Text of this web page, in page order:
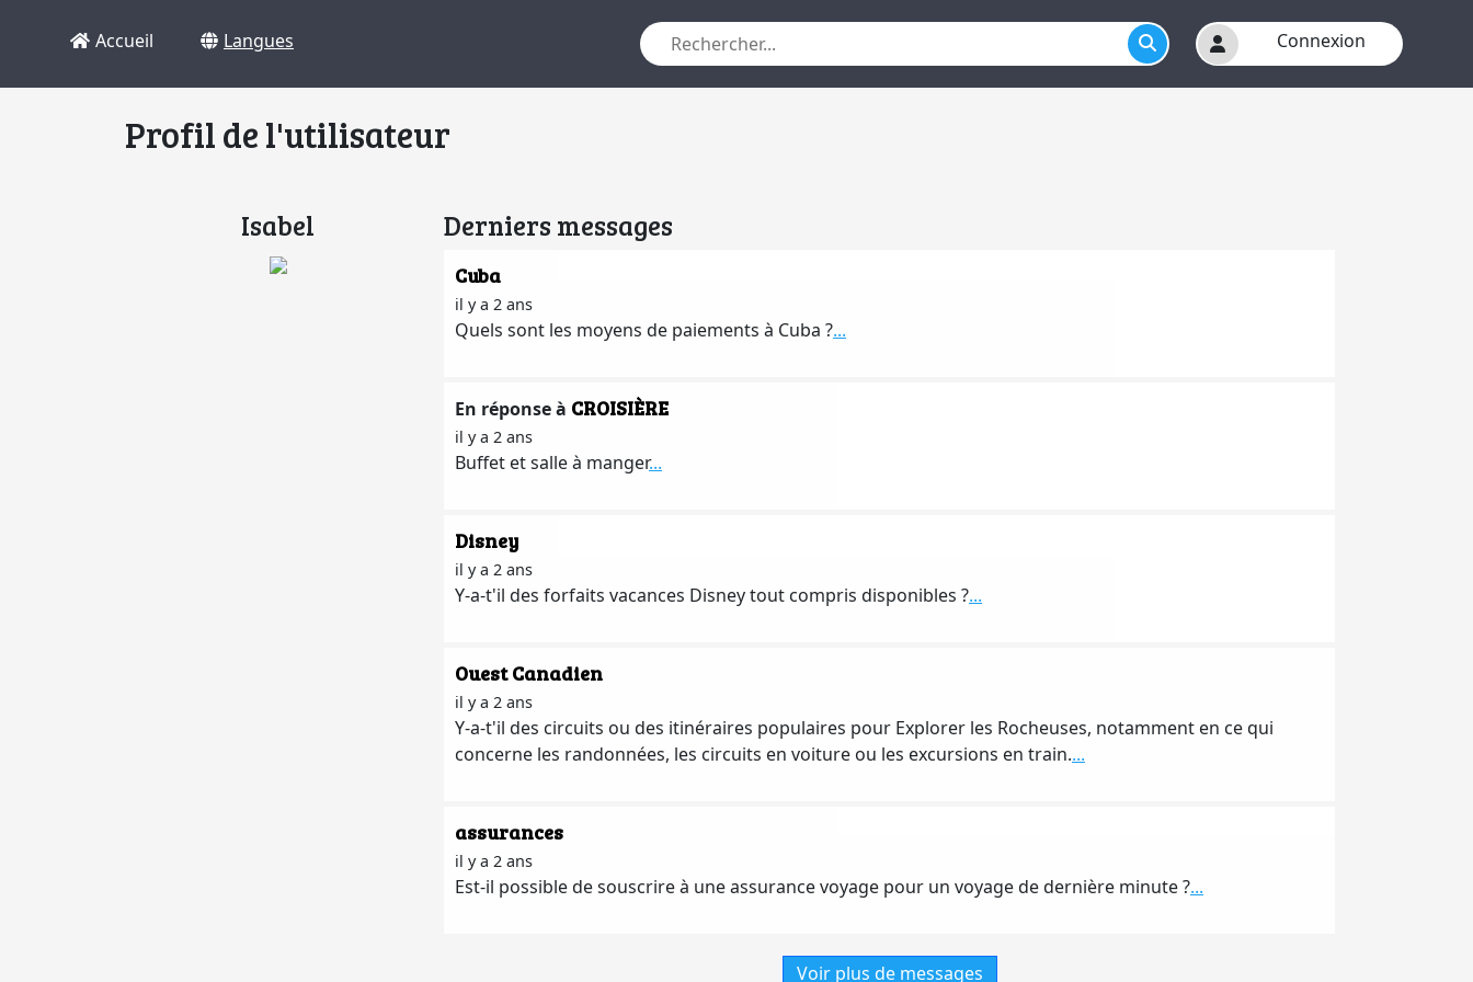
Accueil Langues Connexion
Profil de l'utilisateur
Isabel Derniers messages
Cuba
il y a 2 ans
Quels sont les moyens de paiements à Cuba ?...
En réponse à CROISIÈRE
il y a 2 ans
Buffet et salle à manger...
Disney
il y a 2 ans
Y-a-t'il des forfaits vacances Disney tout compris disponibles ?...
Ouest Canadien
il y a 2 ans
Y-a-t'il des circuits ou des itinéraires populaires pour Explorer les Rocheuses, notamment en ce qui
concerne les randonnées, les circuits en voiture ou les excursions en train....
assurances
il y a 2 ans
Est-il possible de souscrire à une assurance voyage pour un voyage de dernière minute ?...
Voir plus de messages